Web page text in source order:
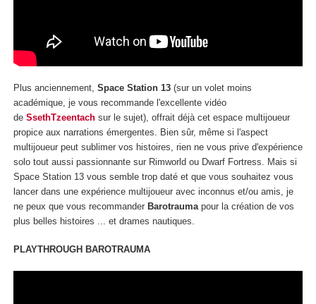
Plus anciennement, Space Station 13 (sur un volet moins
académique, je vous recommande l'excellente vidéo
de SsethTzeentach sur le sujet), offrait déjà cet espace multijoueur
propice aux narrations émergentes. Bien sûr, même si l'aspect
multijoueur peut sublimer vos histoires, rien ne vous prive d'expérience
solo tout aussi passionnante sur Rimworld ou Dwarf Fortress. Mais si
Space Station 13 vous semble trop daté et que vous souhaitez vous
lancer dans une expérience multijoueur avec inconnus et/ou amis, je
ne peux que vous recommander Barotrauma pour la création de vos
plus belles histoires ... et drames nautiques.
PLAYTHROUGH BAROTRAUMA